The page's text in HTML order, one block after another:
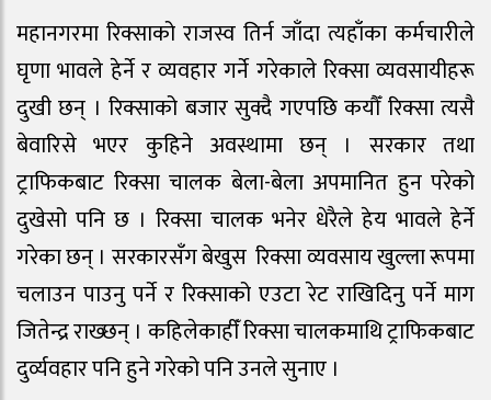
महानगरमा रिक्साको राजस्व तिर्न जाँदा त्यहाँका कर्मचारीले
घृणा भावले हेर्ने र व्यवहार गर्ने गरेकाले रिक्सा व्यवसायीहरू
दुखी छन् । रिक्साको बजार सुक्दै गएपछि कयौँ रिक्सा त्यसै
बेवारिसे भएर कुहिने अवस्थामा छन् । सरकार तथा
ट्राफिकबाट रिक्सा चालक बेला-बेला अपमानित हुन परेको
दुखेसो पनि छ । रिक्सा चालक भनेर धेरैले हेय भावले हेर्ने
गरेका छन् । सरकारसँग बेखुस रिक्सा व्यवसाय खुल्ला रूपमा
चलाउन पाउनु पर्ने र रिक्साको एउटा रेट राखिदिनु पर्ने माग
जितेन्द्र राख्छन् । कहिलेकाहीँ रिक्सा चालकमाथि ट्राफिकबाट
दुर्व्यवहार पनि हुने गरेको पनि उनले सुनाए ।